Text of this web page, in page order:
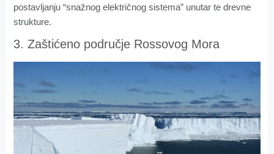
postavljanju “snažnog električnog sistema” unutar te drevne
strukture.
3. Zaštićeno područje Rossovog Mora